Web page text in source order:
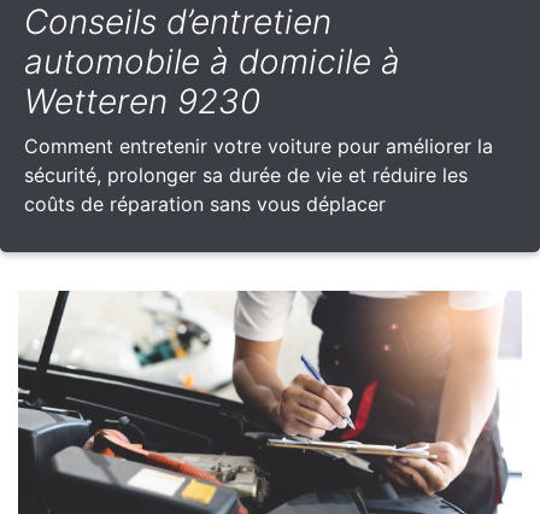
Conseils d’entretien
automobile à domicile à
Wetteren 9230
Comment entretenir votre voiture pour améliorer la
sécurité, prolonger sa durée de vie et réduire les
coûts de réparation sans vous déplacer